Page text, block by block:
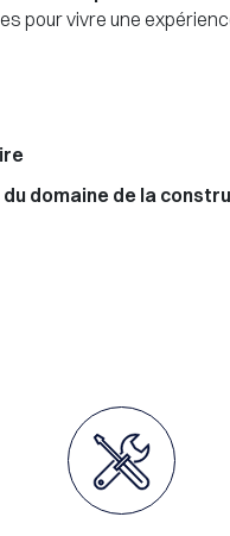
pour vivre une
domaine de la